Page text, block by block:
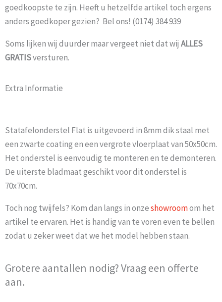
goedkoopste te zijn. Heeft u hetzelfde artikel toch ergens
anders goedkoper gezien? Bel ons! (0174) 384 939
Soms lijken wij duurder maar vergeet niet dat wij ALLES
GRATISversturen.
Extra Informatie
Statafelonderstel Flat is uitgevoerd in 8mm dik staal met
een zwarte coating en een vergrote vloerplaat van 50x50cm.
Het onderstel is eenvoudig te monteren en te demonteren.
De uiterste bladmaat geschikt voor dit onderstel is
70x70cm.
Toch nog twijfels? Kom dan langs in onzeshowroomom het
artikel te ervaren. Het is handig van te voren even te bellen
zodat u zeker weet dat we het model hebben staan.
Grotere aantallen nodig? Vraag een offerte
aan.